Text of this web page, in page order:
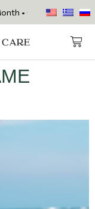
• Get 20% OFF